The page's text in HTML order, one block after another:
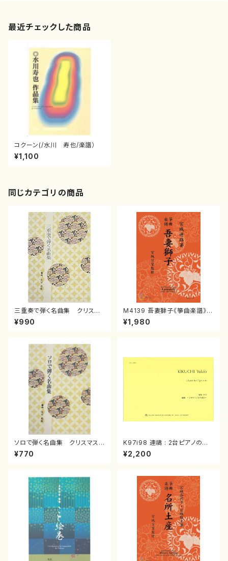
最近チェックした商品
コクーン(/水川 寿也/楽譜）
¥1,100
同じカテゴリの商品
三重奏で弾く名曲集 クリスマ
スメドレー( 箏2/大平光美 編
曲/楽譜）
¥990
M4139 吾妻獅子《箏曲楽譜》
（箏/宮城道雄著・宮城宗家監修/
箏曲古典楽譜）
¥1,980
ソロで弾く名曲集 クリスマス・
イブ／恋人がサンタクロース(
箏独奏 /大平光美 編曲/楽
¥770
K97i98 連禱 : 2台ピアノのた
めの（2 Pianos / 菊池 幸夫 /
楽譜）
¥2,200